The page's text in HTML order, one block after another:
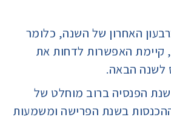
האחרון של השנה, כלומר
לאחר 30/09/2021, קיימת האפשרות לדחות את
לשנה הבאה.
הפנסיה ברוב מוחלט של
בשנת הפרישה ומשמעות